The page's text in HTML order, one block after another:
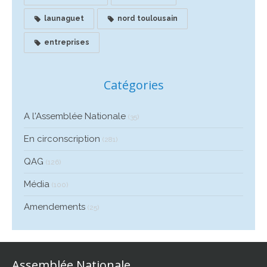
launaguet nord toulousain
entreprises
Catégories
A l'Assemblée Nationale (35)
En circonscription (281)
QAG (126)
Média (100)
Amendements (25)